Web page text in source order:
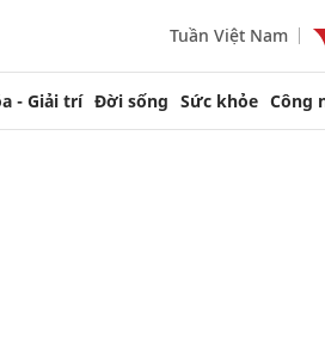
Tuần Việt Nam
- Giải trí Đời sống Sức khỏe Công